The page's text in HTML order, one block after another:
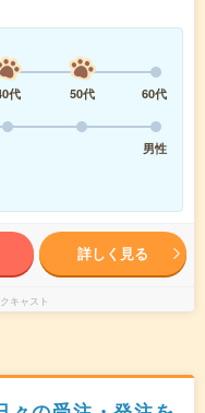
代 50代
60代
男性
詳しく見る
キャスト